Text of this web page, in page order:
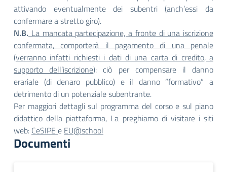
attivando eventualmente dei subentri (anch’essi da
confermare a stretto giro).
N.B. La mancata partecipazione, a fronte di una iscrizione
confermata, comporterà il pagamento di una penale
(verranno infatti richiesti i dati di una carta di credito, a
supporto dell’iscrizione): ciò per compensare il danno
erariale (di denaro pubblico) e il danno “formativo” a
detrimento di un potenziale subentrante.
Per maggiori dettagli sul programma del corso e sul piano
didattico della piattaforma, La preghiamo di visitare i siti
web: CeSIPE e EU@school
Documenti